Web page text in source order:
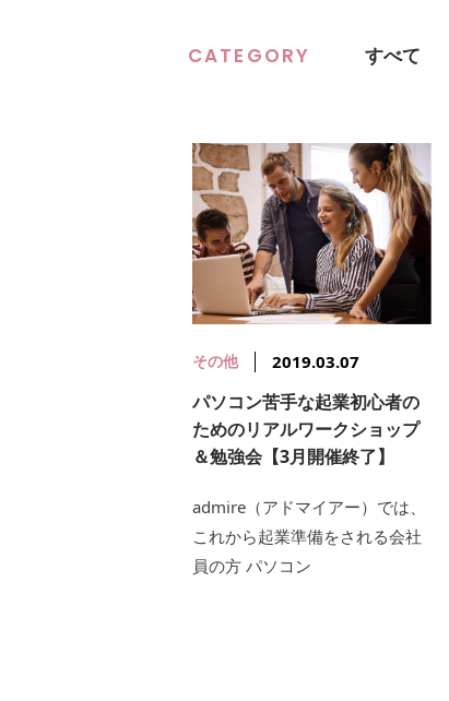
CATEGORY すべて
その他 2019.03.07
パソコン苦手な起業初心者の
ためのリアルワークショップ
＆勉強会【3月開催終了】
admire（アドマイアー）では、
これから起業準備をされる会社
員の方 パソコン